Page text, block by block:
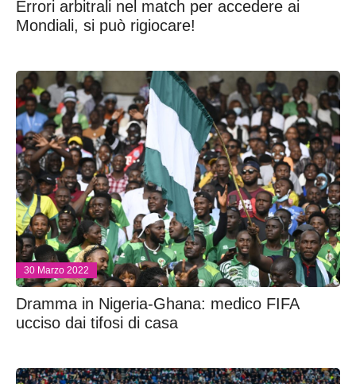
Errori arbitrali nel match per accedere ai
Mondiali, si può rigiocare!
30 Marzo 2022
Dramma in Nigeria-Ghana: medico FIFA
ucciso dai tifosi di casa